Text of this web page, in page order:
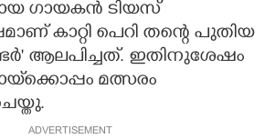
ഗായകന്‍ ടിയസ്
കാറ്റി പെറി തന്റെ പുതിയ
ആലപിച്ചത്. ഇതിനുശേഷം
മത്സരം
ADVERTISEMENT